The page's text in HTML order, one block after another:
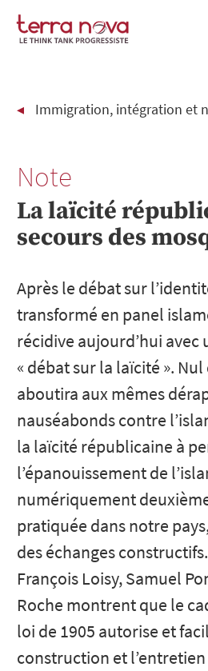
Immigration, intégration et
Note
La laïcité
secours des
Après le débat sur
transformé en panel
récidive aujourd’hui avec
« débat sur la laïcité ».
aboutira aux mêmes
nauséabonds contre
la laïcité républicaine à
l’épanouissement de
numériquement
pratiquée dans notre
des échanges
François Loisy, Samuel
Roche montrent que le
loi de 1905 autorise et
construction et